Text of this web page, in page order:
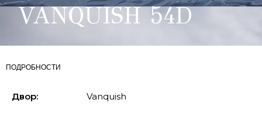
VANQUISH 54D
ПОДРОБНОСТИ
Двор: Vanquish